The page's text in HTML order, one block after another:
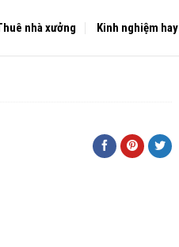
nhà xưởng Kinh nghiệm hay